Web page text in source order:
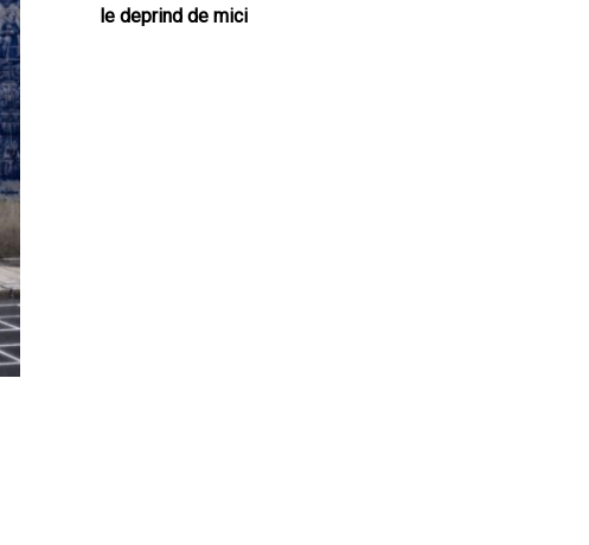
le deprind de mici